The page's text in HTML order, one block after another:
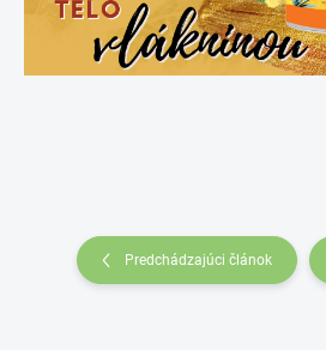
Predchádzajúci článok